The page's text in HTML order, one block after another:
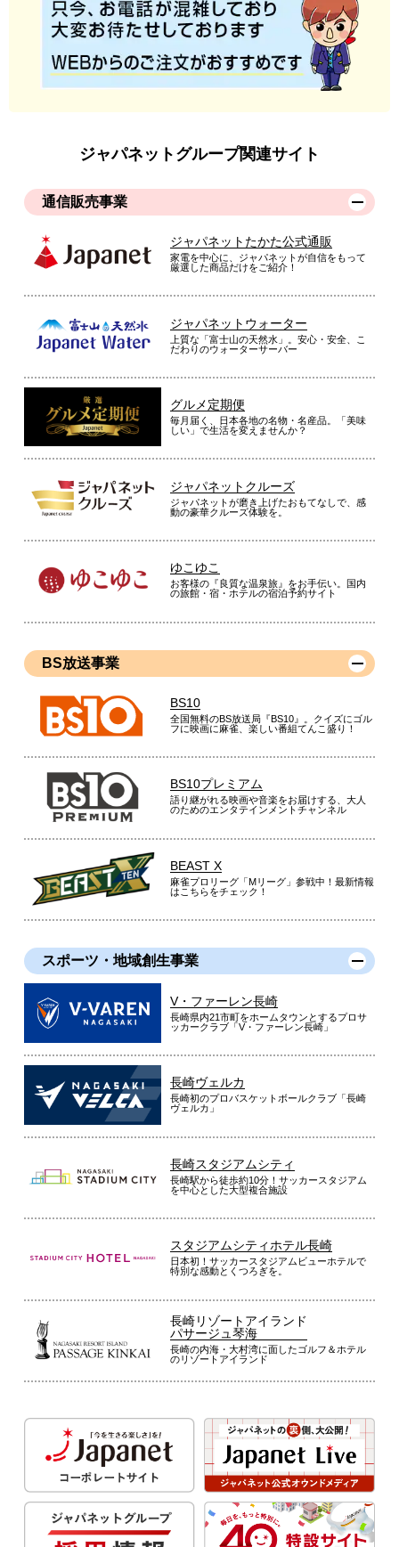
ジャパネットグループ関連サイト
通信販売事業
ジャパネットたかた公式通販
家電を中心に、ジャパネットが自信をもって
厳選した商品だけをご紹介！
ジャパネットウォーター
上質な「富士山の天然水」。安心・安全、こ
だわりのウォーターサーバー
グルメ定期便
毎月届く、日本各地の名物・名産品。「美味
しい」で生活を変えませんか？
ジャパネットクルーズ
ジャパネットが磨き上げたおもてなしで、感
動の豪華クルーズ体験を。
ゆこゆこ
お客様の『良質な温泉旅』をお手伝い。国内
の旅館・宿・ホテルの宿泊予約サイト
BS放送事業
BS10
全国無料のBS放送局『BS10』。クイズにゴル
フに映画に麻雀、楽しい番組てんこ盛り！
BS10プレミアム
語り継がれる映画や音楽をお届けする、大人
のためのエンタテインメントチャンネル
BEAST X
麻雀プロリーグ「Mリーグ」参戦中！最新情報
はこちらをチェック！
スポーツ・地域創生事業
V・ファーレン長崎
長崎県内21市町をホームタウンとするプロサ
ッカークラブ「V・ファーレン長崎」
長崎ヴェルカ
長崎初のプロバスケットボールクラブ「長崎
ヴェルカ」
長崎スタジアムシティ
長崎駅から徒歩約10分！サッカースタジアム
を中心とした大型複合施設
スタジアムシティホテル長崎
日本初！サッカースタジアムビューホテルで
特別な感動とくつろぎを。
長崎リゾートアイランド
パサージュ琴海
長崎の内海・大村湾に面したゴルフ＆ホテル
のリゾートアイランド